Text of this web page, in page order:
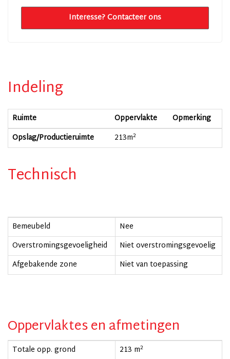
Interesse? Contacteer ons
Indeling
Ruimte Oppervlakte
Opmerking
Opslag/Productieruimte
213m2
Technisch
Bemeubeld
Nee
Overstromingsgevoeligheid
Niet overstromingsgevoelig
Afgebakende zone
Niet van toepassing
Oppervlaktes en afmetingen
Totale opp. grond 213 m2